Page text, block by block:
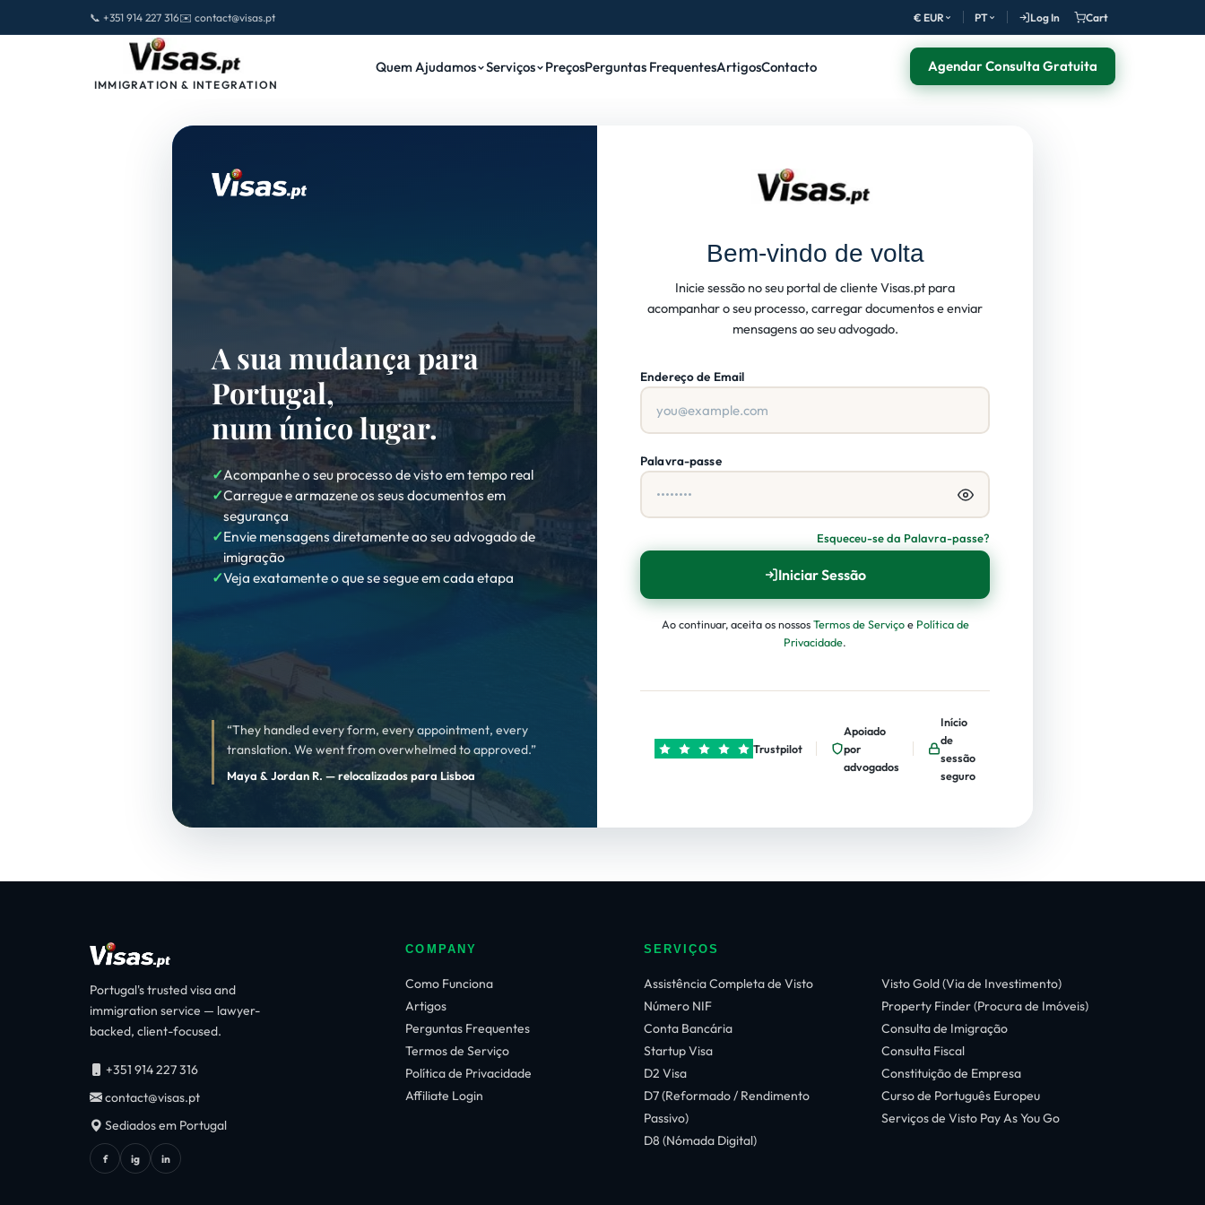
📞 +351 914 227 316✉️ contact@visas.pt € EUR PT Log In Cart
IMMIGRATION & INTEGRATION
Quem Ajudamos Serviços PreçosPerguntas FrequentesArtigosContacto Agendar Consulta Gratuita
A sua mudança para
Portugal,
num único lugar.
Acompanhe o seu processo de visto em tempo real
Carregue e armazene os seus documentos em
segurança
Envie mensagens diretamente ao seu advogado de
imigração
Veja exatamente o que se segue em cada etapa
“They handled every form, every appointment, every
translation. We went from overwhelmed to approved.”
Maya & Jordan R. — relocalizados para Lisboa
Bem-vindo de volta
Inicie sessão no seu portal de cliente Visas.pt para
acompanhar o seu processo, carregar documentos e enviar
mensagens ao seu advogado.
Endereço de Email
Palavra-passe
Esqueceu-se da Palavra-passe?
Iniciar Sessão
Ao continuar, aceita os nossosTermos de Serviçoe Política de
Privacidade.
Trustpilot
Apoiado
por
advogados
Início
de
sessão
seguro
Portugal's trusted visa and
immigration service — lawyer-
backed, client-focused.
+351 914 227 316
contact@visas.pt
Sediados em Portugal
f ig in
COMPANY
Como Funciona
Artigos
Perguntas Frequentes
Termos de Serviço
Política de Privacidade
Affiliate Login
SERVIÇOS
Assistência Completa de Visto
Número NIF
Conta Bancária
Startup Visa
D2 Visa
D7 (Reformado / Rendimento
Passivo)
D8 (Nómada Digital)
Visto Gold (Via de Investimento)
Property Finder (Procura de Imóveis)
Consulta de Imigração
Consulta Fiscal
Constituição de Empresa
Curso de Português Europeu
Serviços de Visto Pay As You Go